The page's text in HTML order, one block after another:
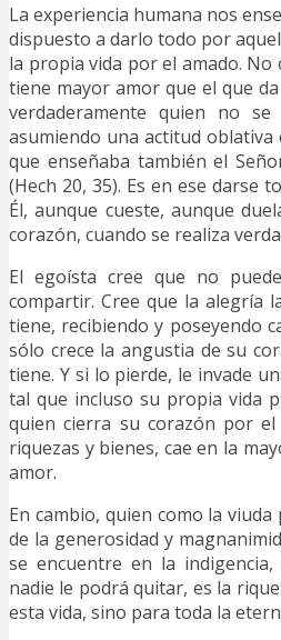
La experiencia humana nos
dispuesto a darlo todo por
la propia vida por el amado. No
tiene mayor amor que el que
verdaderamente quien no
asumiendo una actitud
que enseñaba también el
(Hech 20, 35). Es en ese darse
Él, aunque cueste, aunque
corazón, cuando se realiza
El egoísta cree que no
compartir. Cree que la alegría
tiene, recibiendo y poseyendo
sólo crece la angustia de su
tiene. Y si lo pierde, le invade
tal que incluso su propia vida
quien cierra su corazón por
riquezas y bienes, cae en la
amor.
En cambio, quien como la
de la generosidad y
se encuentre en la
nadie le podrá quitar, es la
esta vida, sino para toda la